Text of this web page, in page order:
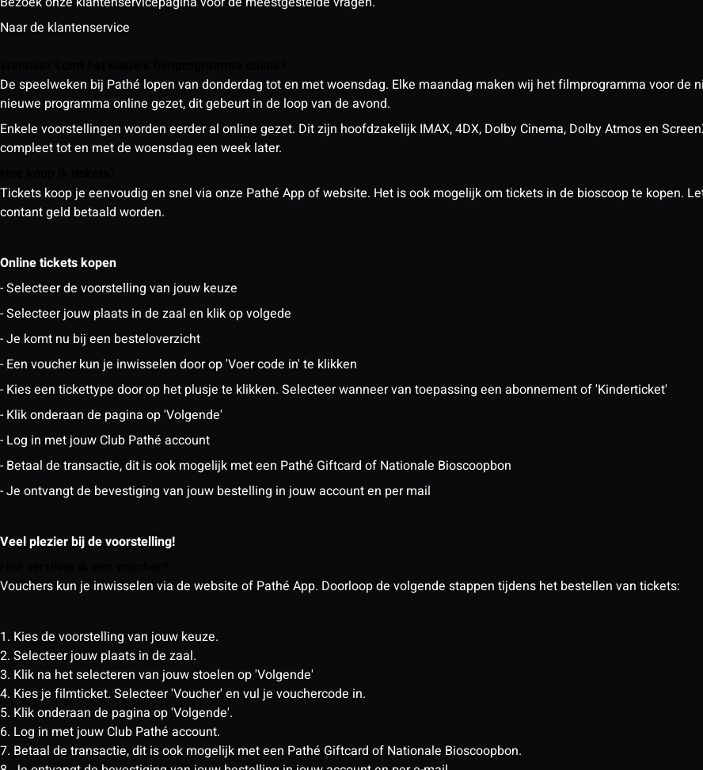
Naar de klantenservice
De speelweken bij Pathé lopen van donderdag tot en met woensdag. Elke maandag maken wij het filmprogramma voor de
nieuwe programma online gezet, dit gebeurt in de loop van de avond.
Enkele voorstellingen worden eerder al online gezet. Dit zijn hoofdzakelijk IMAX, 4DX, Dolby Cinema, Dolby Atmos en
compleet tot en met de woensdag een week later.
Tickets koop je eenvoudig en snel via onze Pathé App of website. Het is ook mogelijk om tickets in de bioscoop te kopen.
contant geld betaald worden.
Online tickets kopen
- Selecteer de voorstelling van jouw keuze
- Selecteer jouw plaats in de zaal en klik op volgede
- Je komt nu bij een besteloverzicht
- Een voucher kun je inwisselen door op 'Voer code in' te klikken
- Kies een tickettype door op het plusje te klikken. Selecteer wanneer van toepassing een abonnement of 'Kinderticket'
- Klik onderaan de pagina op 'Volgende'
- Log in met jouw Club Pathé account
- Betaal de transactie, dit is ook mogelijk met een Pathé Giftcard of Nationale Bioscoopbon
- Je ontvangt de bevestiging van jouw bestelling in jouw account en per mail
Veel plezier bij de voorstelling!
Vouchers kun je inwisselen via de website of Pathé App. Doorloop de volgende stappen tijdens het bestellen van tickets:
1. Kies de voorstelling van jouw keuze.
2. Selecteer jouw plaats in de zaal.
3. Klik na het selecteren van jouw stoelen op 'Volgende'
4. Kies je filmticket. Selecteer 'Voucher' en vul je vouchercode in.
5. Klik onderaan de pagina op 'Volgende'.
6. Log in met jouw Club Pathé account.
7. Betaal de transactie, dit is ook mogelijk met een Pathé Giftcard of Nationale Bioscoopbon.